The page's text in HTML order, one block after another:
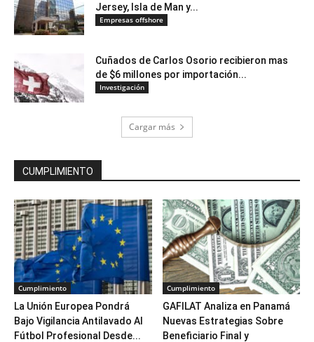
Jersey, Isla de Man y...
Empresas offshore
Cuñados de Carlos Osorio recibieron mas
de $6 millones por importación...
Investigación
Cargar más
CUMPLIMIENTO
Cumplimiento
La Unión Europea Pondrá
Bajo Vigilancia Antilavado Al
Fútbol Profesional Desde...
Cumplimiento
GAFILAT Analiza en Panamá
Nuevas Estrategias Sobre
Beneficiario Final y